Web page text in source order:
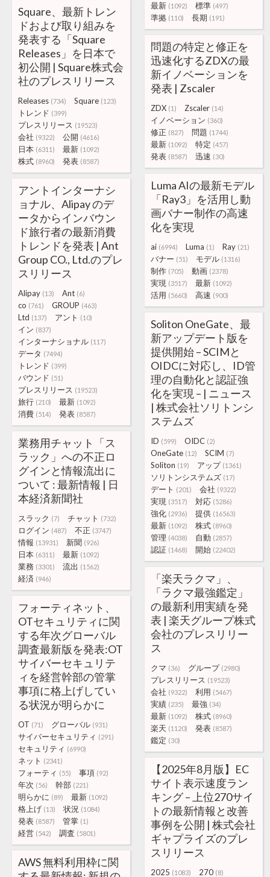
最新 (1092) 標準 (497)
準拠 (110) 長期 (191)
Square、最新トレン
ドおよび取り組みを
発表する「Square
Releases」を日本で
初公開 | Square株式会
社のプレスリリース
Releases (734) Square (123)
トレンド (399)
プレスリリース (19523)
会社 (9322) 公開 (4616)
日本 (6311) 最新 (1092)
株式 (8960) 発表 (8587)
問題の特定と修正を
迅速化するZDXの最
新イノベーションを
発表 | Zscaler
ZDX (1) Zscaler (14)
イノベーション (360)
修正 (827) 問題 (1744)
最新 (1092) 特定 (457)
発表 (8587) 迅速 (30)
Luma AIの最新モデル
「Ray3」を活用し動
画バナー制作の高速
化を実現
ai (6994) Luma (1) Ray (21)
バナー (51) モデル (1316)
制作 (705) 動画 (2378)
実現 (3517) 最新 (1092)
活用 (5660) 高速 (900)
アントインターナシ
ョナル、Alipay のデ
ータからインバウン
ド旅行者の最新消費
トレンドを発表 | Ant
Group CO., Ltd.のプレ
スリリース
Alipay (13) Ant (6)
co (761) GROUP (463)
Ltd (137) アント (10)
イン (837)
インターナショナル (117)
データ (7494)
トレンド (399)
バウンド (51)
プレスリリース (19523)
旅行 (210) 最新 (1092)
消費 (514) 発表 (8587)
Soliton OneGate、最
新アップデート版を
提供開始 – SCIMと
OIDCに対応し、ID管
理の自動化と認証強
化を実現 – | ニュース
| 株式会社ソリトンシ
ステムズ
ID (599) OIDC (2)
OneGate (12) SCIM (7)
Soliton (19) アップ (1361)
ソリトンシステムズ (17)
デート (201) 会社 (9322)
実現 (3517) 対応 (5286)
強化 (2936) 提供 (16563)
最新 (1092) 株式 (8960)
管理 (4038) 自動 (2857)
認証 (1468) 開始 (22402)
業務用チャット「ス
ラック」への不正ロ
グインと情報流出に
ついて : 最新情報 | 日
本経済新聞社
スラック (7) チャット (732)
ログイン (487) 不正 (3747)
情報 (13931) 新聞 (926)
日本 (6311) 最新 (1092)
業務 (3301) 流出 (1562)
経済 (946)
「楽天ラクマ」、
「ラクマ最強鑑定」
の最新利用実績を発
表 | 楽天グループ株式
会社のプレスリリー
ス
クマ (36) グループ (2980)
プレスリリース (19523)
会社 (9322) 利用 (5467)
実績 (235) 最強 (34)
最新 (1092) 株式 (8960)
楽天 (1120) 発表 (8587)
鑑定 (30)
フォーティネット、
OTセキュリティに関
する年次グローバル
調査最新版を発表:OT
サイバーセキュリテ
ィを経営幹部の管掌
事項に格上げしてい
る状況が明らかに
OT (71) グローバル (931)
サイバーセキュリティ (291)
セキュリティ (6990)
ネット (2341)
フォーティ (55) 事項 (92)
年次 (56) 幹部 (221)
明らかに (89) 最新 (1092)
格上げ (13) 状況 (1084)
発表 (8587) 管掌 (1)
経営 (542) 調査 (5801)
【2025年8月版】EC
サイト表示速度ラン
キング – 上位270サイ
トの最新情報と改善
事例を公開 | 株式会社
ギャプライズのプレ
スリリース
2025 (1083) 270 (8)
AWS 無料利用枠に関